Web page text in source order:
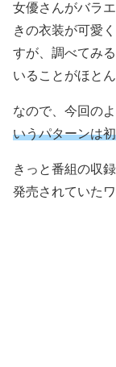
女優さんがバラ
きの衣装が可愛
すが、調べてみ
いることがほとん
なので、今回の
いうパターンは
きっと番組の収
発売されていた